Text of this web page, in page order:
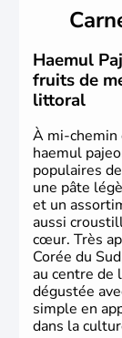
principales
Corée du Nord.
1988, de
2002, en
Haemul
fruits de
littoral
À mi-chemin
haemul
populaires
une pâte
et un
aussi
cœur. Très
Corée du
au centre de
dégustée
simple en
dans la